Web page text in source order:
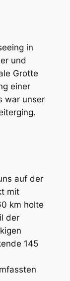
in
und
Grotte
einer
war unser
auf der
mit
km holte
der
145